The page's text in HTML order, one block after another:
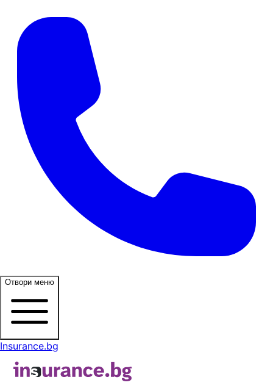
Отвори меню
Insurance.bg